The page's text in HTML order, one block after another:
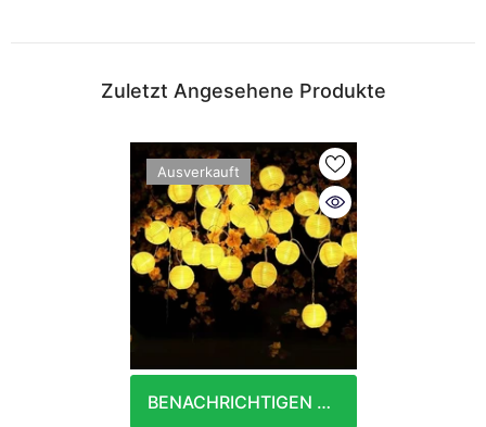
Zuletzt Angesehene Produkte
Ausverkauft
BENACHRICHTIGEN SIE MICH